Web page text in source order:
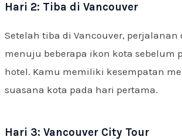
Hari 2: Tiba di Vancouver
Setelah tiba di Vancouver,
menuju beberapa ikon kota sebelum
hotel. Kamu memiliki kesempatan
suasana kota pada hari pertama.
Hari 3: Vancouver City Tour